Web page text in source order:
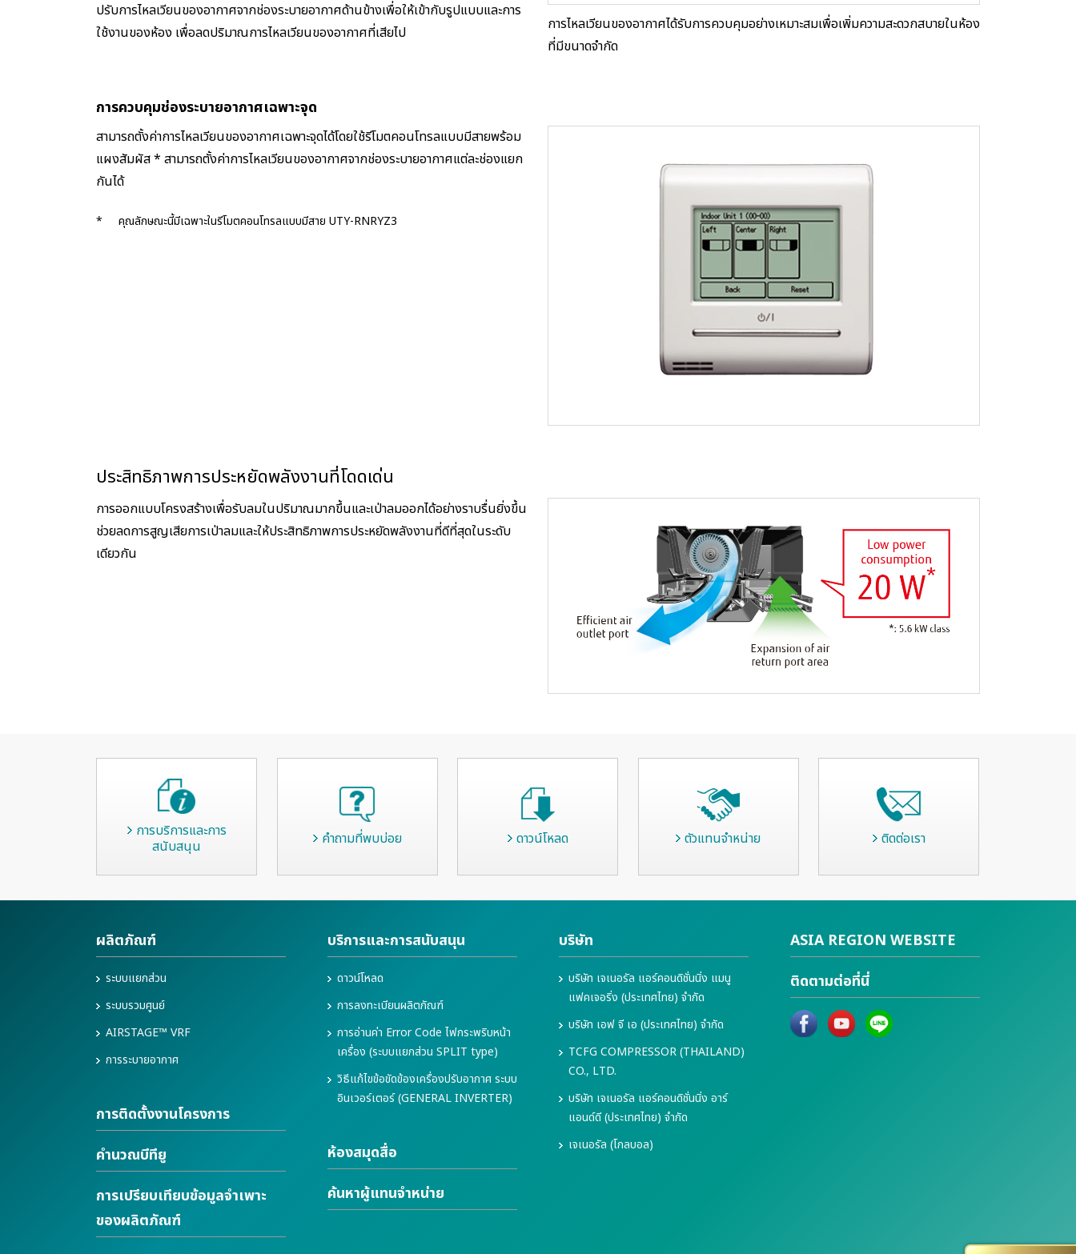
ปรับการไหลเวียนของอากาศจากช่องระบายอากาศด้านข้างเพื่อให้เข้ากับรูปแบบและการ
ใช้งานของห้อง เพื่อลดปริมาณการไหลเวียนของอากาศที่เสียไป
การไหลเวียนของอากาศได้รับการควบคุมอย่างเหมาะสมเพื่อเพิ่มความสะดวกสบายในห้อง
ที่มีขนาดจำกัด
การควบคุมช่องระบายอากาศเฉพาะจุด
สามารถตั้งค่าการไหลเวียนของอากาศเฉพาะจุดได้โดยใช้รีโมตคอนโทรลแบบมีสายพร้อม
แผงสัมผัส * สามารถตั้งค่าการไหลเวียนของอากาศจากช่องระบายอากาศแต่ละช่องแยก
กันได้
* คุณลักษณะนี้มีเฉพาะในรีโมตคอนโทรลแบบมีสาย UTY-RNRYZ3
ประสิทธิภาพการประหยัดพลังงานที่โดดเด่น
การออกแบบโครงสร้างเพื่อรับลมในปริมาณมากขึ้นและเป่าลมออกได้อย่างราบรื่นยิ่งขึ้น
ช่วยลดการสูญเสียการเป่าลมและให้ประสิทธิภาพการประหยัดพลังงานที่ดีที่สุดในระดับ
เดียวกัน
การบริการและการ
สนับสนุน
คำถามที่พบบ่อย ดาวน์โหลด ตัวแทนจำหน่าย ติดต่อเรา
ผลิตภัณฑ์
ระบบแยกส่วน
ระบบรวมศูนย์
AIRSTAGE™ VRF
การระบายอากาศ
การติดตั้งงานโครงการ
คำนวณบีทียู
การเปรียบเทียบข้อมูลจำเพาะ
ของผลิตภัณฑ์
บริการและการสนับสนุน
ดาวน์โหลด
การลงทะเบียนผลิตภัณฑ์
การอ่านค่า Error Code ไฟกระพริบหน้า
เครื่อง (ระบบแยกส่วน SPLIT type)
วิธีแก้ไขข้อขัดข้องเครื่องปรับอากาศ ระบบ
อินเวอร์เตอร์ (GENERAL INVERTER)
ห้องสมุดสื่อ
ค้นหาผู้แทนจำหน่าย
บริษัท
บริษัท เจเนอรัล แอร์คอนดิชั่นนิ่ง แมนู
แฟคเจอริ่ง (ประเทศไทย) จำกัด
บริษัท เอฟ จี เอ (ประเทศไทย) จำกัด
TCFG COMPRESSOR (THAILAND)
CO., LTD.
บริษัท เจเนอรัล แอร์คอนดิชั่นนิ่ง อาร์
แอนด์ดี (ประเทศไทย) จำกัด
เจเนอรัล (โกลบอล)
ASIA REGION WEBSITE
ติดตามต่อที่นี่